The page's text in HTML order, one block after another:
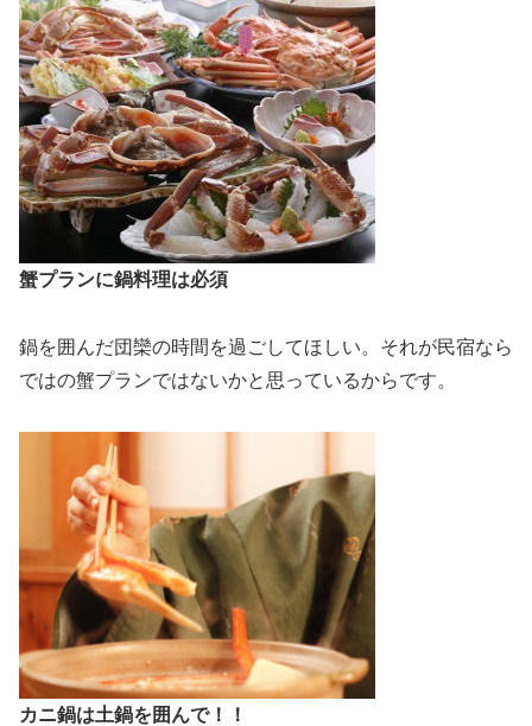
蟹プランに鍋料理は必須
鍋を囲んだ団欒の時間を過ごしてほしい。それが民宿なら
ではの蟹プランではないかと思っているからです。
カニ鍋は土鍋を囲んで！！